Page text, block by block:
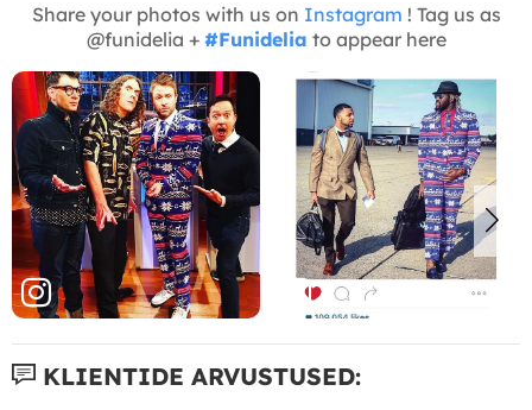
Share your photos with us on Instagram ! Tag us as
@funidelia + #Funidelia to appear here
KLIENTIDE ARVUSTUSED: